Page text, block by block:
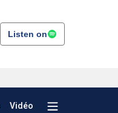
Listen on
Vidéo